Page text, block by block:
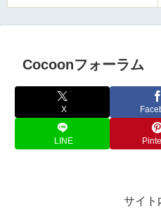
Cocoonフォーラム
X
LINE
サイト